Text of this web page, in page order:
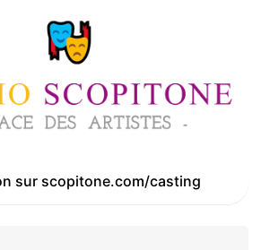
sur scopitone.com/casting